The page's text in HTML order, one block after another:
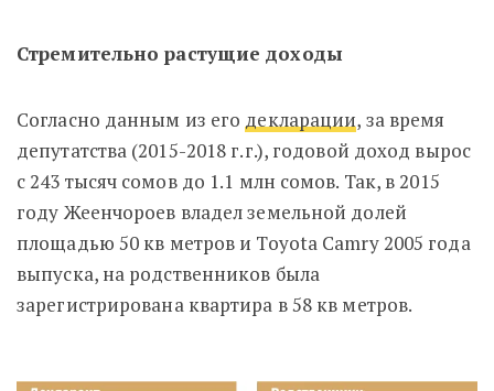
Стремительно растущие доходы
Согласно данным из его декларации, за время
депутатства (2015-2018 г.г.), годовой доход вырос
с 243 тысяч сомов до 1.1 млн сомов. Так, в 2015
году Жеенчороев владел земельной долей
площадью 50 кв метров и Toyota Camry 2005 года
выпуска, на родственников была
зарегистрирована квартира в 58 кв метров.